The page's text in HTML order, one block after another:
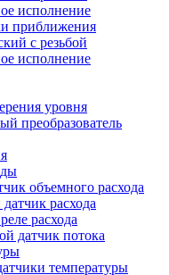
исполнение
приближения
с резьбой
исполнение
уровня
преобразователь
объемного расхода
расхода
расхода
датчик потока
температуры